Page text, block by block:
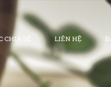
CHIA SẺ LIÊN HỆ